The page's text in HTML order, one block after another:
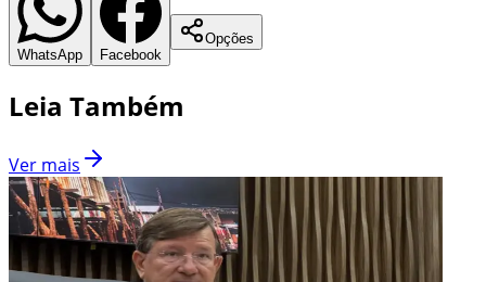
WhatsApp Facebook
Opções
Leia Também
Ver mais